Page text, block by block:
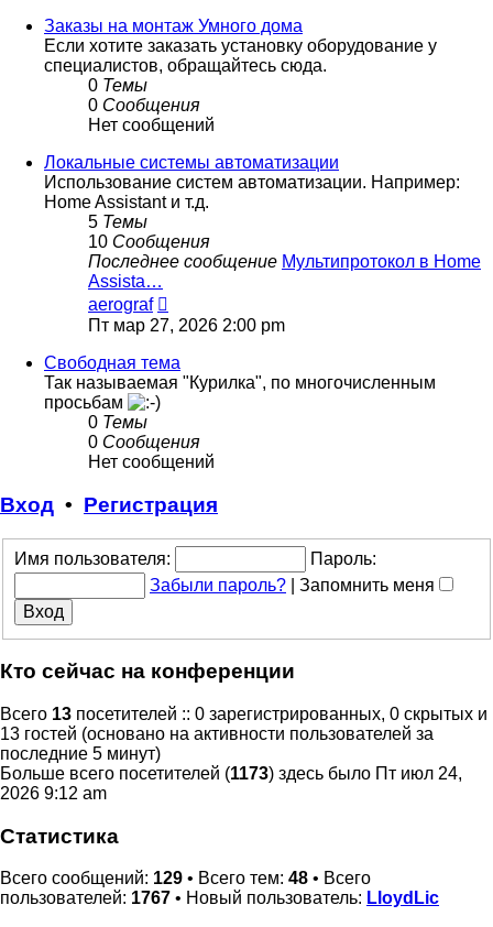
Заказы на монтаж Умного дома
Если хотите заказать установку оборудование у
специалистов, обращайтесь сюда.
0 Темы
0 Сообщения
Нет сообщений
Локальные системы автоматизации
Использование систем автоматизации. Например:
Home Assistant и т.д.
5 Темы
10 Сообщения
Последнее сообщение Мультипротокол в Home
Assista…
aerograf
к
последнему
сообщению
Пт мар 27, 2026 2:00 pm
Свободная тема
Так называемая "Курилка", по многочисленным
просьбам
0 Темы
0 Сообщения
Нет сообщений
Вход • Регистрация
Имя пользователя:
Пароль:
Забыли пароль?
Запомнить меня
Кто сейчас на конференции
Всего 13 посетителей :: 0 зарегистрированных, 0 скрытых и
13 гостей (основано на активности пользователей за
последние 5 минут)
Больше всего посетителей (1173) здесь было Пт июл 24,
2026 9:12 am
Статистика
Всего сообщений: 129 • Всего тем: 48 • Всего
пользователей: 1767 • Новый пользователь: LloydLic